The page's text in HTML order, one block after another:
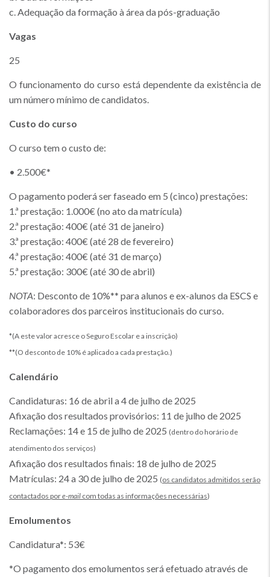
c. Adequação da formação à área da pós-graduação
Vagas
25
O funcionamento do curso está dependente da existência de
um número mínimo de candidatos.
Custo do curso
O curso tem o custo de:
• 2.500€*
O pagamento poderá ser faseado em 5 (cinco) prestações:
1.ª prestação: 1.000€ (no ato da matrícula)
2.ª prestação: 400€ (até 31 de janeiro)
3.ª prestação: 400€ (até 28 de fevereiro)
4.ª prestação: 400€ (até 31 de março)
5.ª prestação: 300€ (até 30 de abril)
NOTA: Desconto de 10%** para alunos e ex-alunos da ESCS e
colaboradores dos parceiros institucionais do curso.
*(A este valor acresce o Seguro Escolar e a inscrição)
**(O desconto de 10% é aplicado a cada prestação.)
Calendário
Candidaturas: 16 de abril a 4 de julho de 2025
Afixação dos resultados provisórios: 11 de julho de 2025
Reclamações: 14 e 15 de julho de 2025 (dentro do horário de
atendimento dos serviços)
Afixação dos resultados finais: 18 de julho de 2025
Matrículas: 24 a 30 de julho de 2025 (os candidatos admitidos serão
contactados pore-mail com todas as informações necessárias)
Emolumentos
Candidatura*: 53€
*O pagamento dos emolumentos será efetuado através de